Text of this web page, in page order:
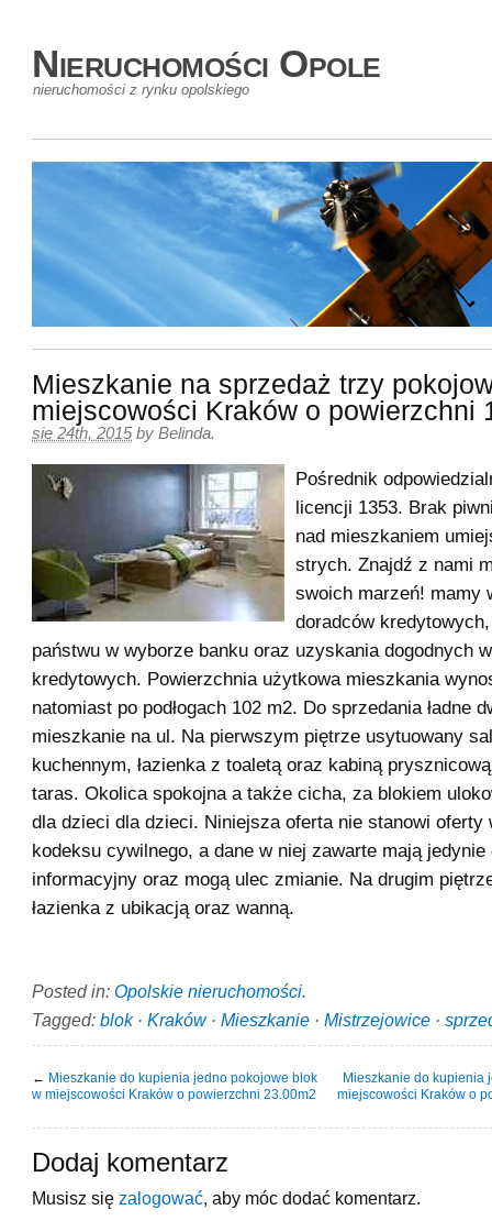
Nieruchomości Opole
nieruchomości z rynku opolskiego
Mieszkanie na sprzedaż trzy
miejscowości Kraków o powierzchni
sie 24th, 2015 by Belinda.
Pośrednik
licencji 1353. Brak
nad mieszkaniem
strych. Znajdź z nami
swoich marzeń! mamy
doradców
państwu w wyborze banku oraz uzyskania dogodnych
kredytowych. Powierzchnia użytkowa mieszkania
natomiast po podłogach 102 m2. Do sprzedania ładne
mieszkanie na ul. Na pierwszym piętrze usytuowany
kuchennym, łazienka z toaletą oraz kabiną
taras. Okolica spokojna a także cicha, za blokiem
dla dzieci dla dzieci. Niniejsza oferta nie stanowi oferty
kodeksu cywilnego, a dane w niej zawarte mają jedynie
informacyjny oraz mogą ulec zmianie. Na drugim
łazienka z ubikacją oraz wanną.
Posted in: Opolskie nieruchomości.
Tagged: blok· Kraków· Mieszkanie · Mistrzejowice ·
← Mieszkanie do kupienia jedno pokojowe blok
w miejscowości Kraków o powierzchni 23.00m2
Mieszkanie do kupienia
miejscowości Kraków o
Dodaj komentarz
Musisz się zalogować , aby móc dodać komentarz.